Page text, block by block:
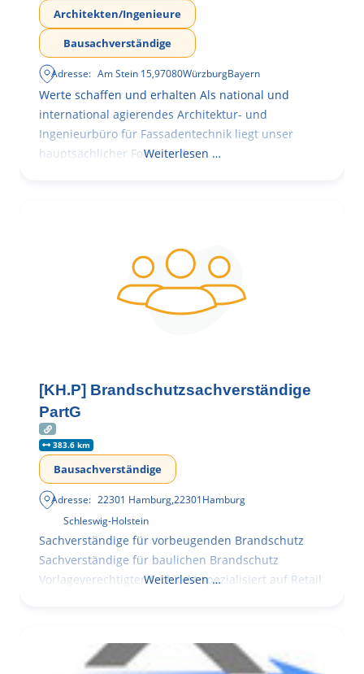
Architekten/Ingenieure
Bausachverständige
Adresse: Am Stein 15,97080WürzburgBayern
Werte schaffen und erhalten Als national und
international agierendes Architektur- und
Ingenieurbüro für Fassadentechnik liegt unser
hauptsächlicher Fokus in der
Weiterlesen …
[KH.P] Brandschutzsachverständige
PartG
383.6 km
Bausachverständige
Adresse: 22301 Hamburg,22301Hamburg
Schleswig-Holstein
Sachverständige für vorbeugenden Brandschutz
Sachverständige für baulichen Brandschutz
Vorlageverechtigter Architekt spezialisiert auf Retail
Weiterlesen …